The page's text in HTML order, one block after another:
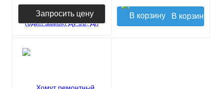
Запросить цену В корзину